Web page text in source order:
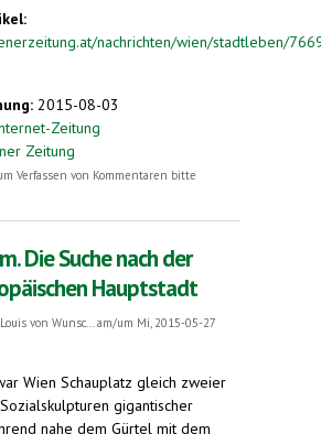
nachrichten/wien/stadtleben/
2015-08-03
Zeitung
Zeitung
Esperantomuseum. Die Sprache der
Verfassen von Kommentaren bitte
Die Suche nach der
Hauptstadt
Louis von Wunsc...
am/um Mi, 2015-05-27
Wien Schauplatz gleich zweier
gigantischer
nahe dem Gürtel mit dem